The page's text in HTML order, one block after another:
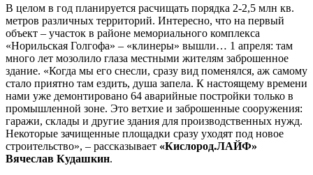
В целом в год планируется расчищать порядка 2-2,5 млн кв.
метров различных территорий. Интересно, что на первый
объект – участок в районе мемориального комплекса
«Норильская Голгофа» – «клинеры» вышли… 1 апреля: там
много лет мозолило глаза местными жителям заброшенное
здание. «Когда мы его снесли, сразу вид поменялся, аж самому
стало приятно там ездить, душа запела. К настоящему времени
нами уже демонтировано 64 аварийные постройки только в
промышленной зоне. Это ветхие и заброшенные сооружения:
гаражи, склады и другие здания для производственных нужд.
Некоторые зачищенные площадки сразу уходят под новое
строительство», – рассказывает «Кислород.ЛАЙФ»
Вячеслав Кудашкин.